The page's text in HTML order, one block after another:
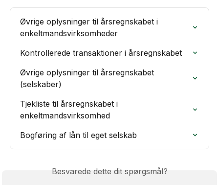
Øvrige oplysninger til årsregnskabet i
enkeltmandsvirksomheder
Kontrollerede transaktioner i årsregnskabet
Øvrige oplysninger til årsregnskabet
(selskaber)
Tjekliste til årsregnskabet i
enkeltmandsvirksomhed
Bogføring af lån til eget selskab
Besvarede dette dit spørgsmål?